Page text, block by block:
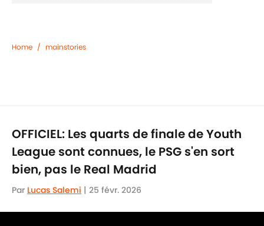
Home / mainstories
OFFICIEL: Les quarts de finale de Youth
League sont connues, le PSG s'en sort
bien, pas le Real Madrid
Par Lucas Salemi | 25 févr. 2026